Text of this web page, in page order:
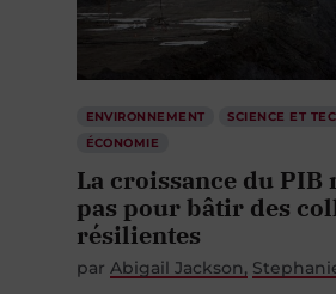
ENVIRONNEMENT
SCIENCE ET
ÉCONOMIE
La croissance du PIB
pas pour bâtir des
résilientes
par Abigail Jackson